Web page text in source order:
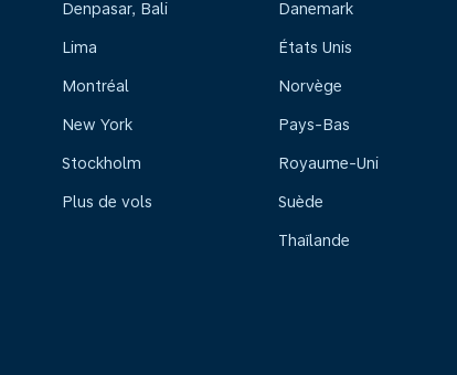
Denpasar, Bali
Lima
Montréal
New York
Stockholm
Plus de vols
Danemark
États Unis
Norvège
Pays-Bas
Royaume-Uni
Suède
Thaïlande